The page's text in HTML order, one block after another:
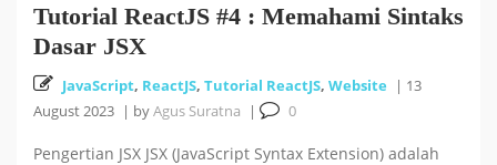
Tutorial ReactJS #4 : Memahami Sintaks
Dasar JSX
JavaScript, ReactJS, Tutorial ReactJS, Website | 13
August 2023 | byAgus Suratna | 0
Pengertian JSX JSX (JavaScript Syntax Extension) adalah